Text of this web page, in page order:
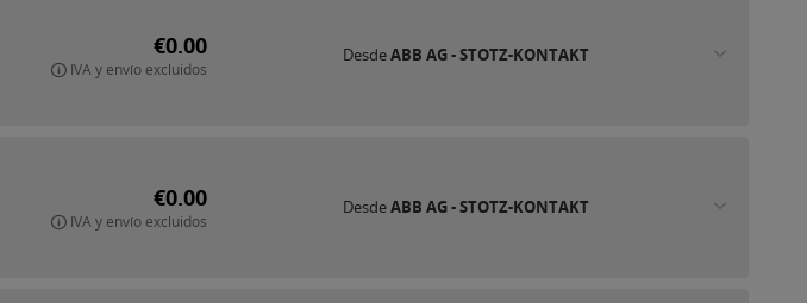
€0.00
IVA y envío excluidos
DesdeABB AG - STOTZ-KONTAKT
€0.00
IVA y envío excluidos
DesdeABB AG - STOTZ-KONTAKT